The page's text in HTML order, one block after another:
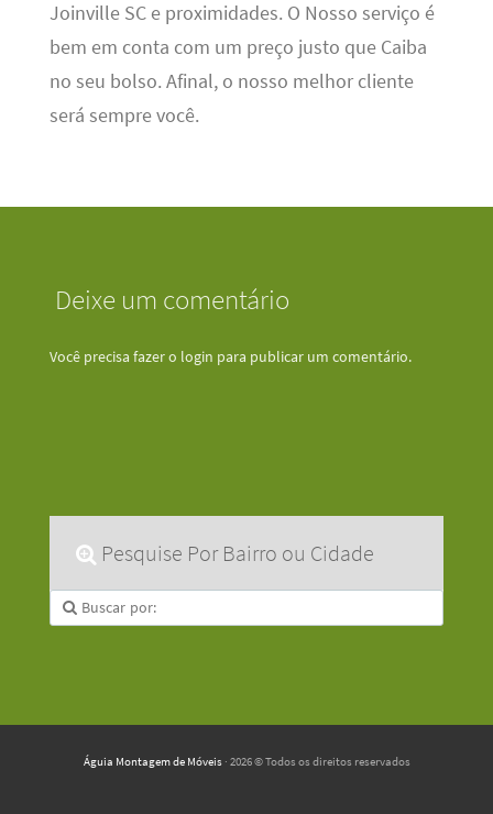
Joinville SC e proximidades. O Nosso serviço é
bem em conta com um preço justo que Caiba
no seu bolso. Afinal, o nosso melhor cliente
será sempre você.
Deixe um comentário
Você precisa fazer o login para publicar um comentário.
Pesquise Por Bairro ou Cidade
Águia Montagem de Móveis· 2026 © Todos os direitos reservados